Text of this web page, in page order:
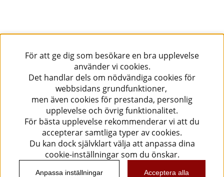
För att ge dig som besökare en bra upplevelse
använder vi cookies.
Det handlar dels om nödvändiga cookies för
webbsidans grundfunktioner,
men även cookies för prestanda, personlig
upplevelse och övrig funktionalitet.
För bästa upplevelse rekommenderar vi att du
accepterar samtliga typer av cookies.
Du kan dock självklart välja att anpassa dina
cookie-inställningar som du önskar.
Anpassa inställningar Acceptera alla